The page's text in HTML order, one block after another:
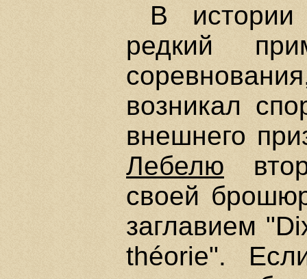
В истории
редкий
возникал
внешнего
Лебелю
своей
заглавием
théorie".